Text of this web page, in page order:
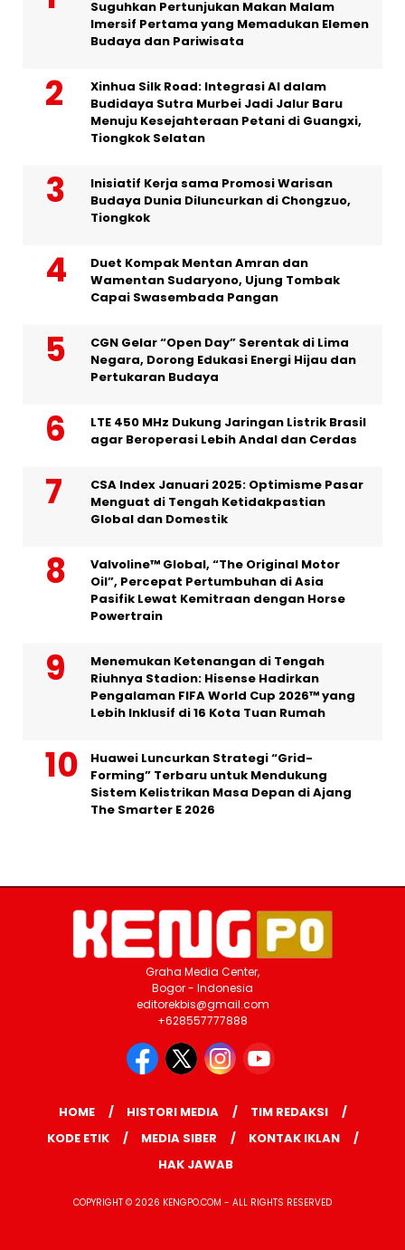
Suguhkan Pertunjukan Makan Malam
Imersif Pertama yang Memadukan Elemen
Budaya dan Pariwisata
Xinhua Silk Road: Integrasi AI dalam
Budidaya Sutra Murbei Jadi Jalur Baru
Menuju Kesejahteraan Petani di Guangxi,
Tiongkok Selatan
Inisiatif Kerja sama Promosi Warisan
Budaya Dunia Diluncurkan di Chongzuo,
Tiongkok
Duet Kompak Mentan Amran dan
Wamentan Sudaryono, Ujung Tombak
Capai Swasembada Pangan
CGN Gelar “Open Day” Serentak di Lima
Negara, Dorong Edukasi Energi Hijau dan
Pertukaran Budaya
LTE 450 MHz Dukung Jaringan Listrik Brasil
agar Beroperasi Lebih Andal dan Cerdas
CSA Index Januari 2025: Optimisme Pasar
Menguat di Tengah Ketidakpastian
Global dan Domestik
Valvoline™ Global, “The Original Motor
Oil”, Percepat Pertumbuhan di Asia
Pasifik Lewat Kemitraan dengan Horse
Powertrain
Menemukan Ketenangan di Tengah
Riuhnya Stadion: Hisense Hadirkan
Pengalaman FIFA World Cup 2026™ yang
Lebih Inklusif di 16 Kota Tuan Rumah
Huawei Luncurkan Strategi “Grid-
Forming” Terbaru untuk Mendukung
Sistem Kelistrikan Masa Depan di Ajang
The Smarter E 2026
Graha Media Center,
Bogor - Indonesia
editorekbis@gmail.com
+628557777888
HOME HISTORI MEDIA
TIM REDAKSI
KODE ETIK
MEDIA SIBER
KONTAK IKLAN
HAK JAWAB
COPYRIGHT © 2026 KENGPO.COM - ALL RIGHTS RESERVED